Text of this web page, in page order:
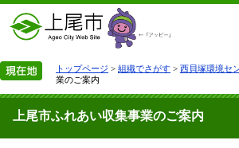
トップページ > 組織でさがす > 西貝塚環境セ
業のご案内
上尾市ふれあい収集事業のご案内